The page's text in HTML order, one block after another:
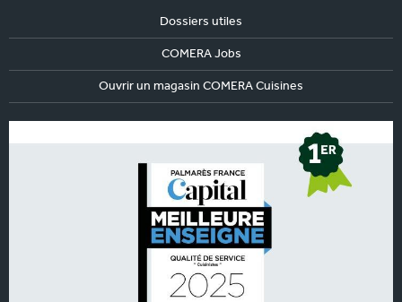
Dossiers utiles
COMERA Jobs
Ouvrir un magasin COMERA Cuisines